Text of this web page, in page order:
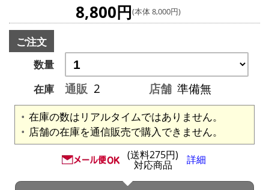
8,800円(本体 8,000円)
ご注文
数量
在庫
通販 2 店舗 準備無
在庫の数はリアルタイムではありません。
店舗の在庫を通信販売で購入できません。
(送料275円)
対応商品 詳細